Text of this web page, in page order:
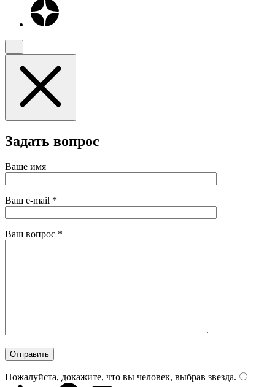
Задать вопрос
Ваше имя
Ваш e-mail *
Ваш вопрос *
Пожалуйста, докажите, что вы человек, выбрав звезда.